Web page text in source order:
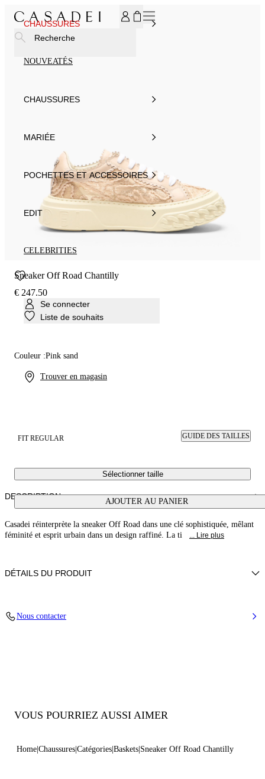
CHAUSSURES
NOUVEATÉS
CHAUSSURES
MARIÉE
POCHETTES ET ACCESSOIRES
EDIT
CELEBRITIES
Se connecter
Liste de souhaits
Trouver en magasin
Recherche
Sneaker Off Road Chantilly
€ 247.50
Couleur :Pink sand
FIT REGULAR GUIDE DES TAILLES
Sélectionner taille
AJOUTER AU PANIER
DESCRIPTION
Casadei réinterprète la sneaker Off Road dans une clé sophistiquée, mêlant
féminité et esprit urbain dans un design raffiné. La ti
... Lire plus
DÉTAILS DU PRODUIT
Nous contacter
VOUS POURRIEZ AUSSI AIMER
Home Chaussures Catégories Baskets Sneaker Off Road Chantilly